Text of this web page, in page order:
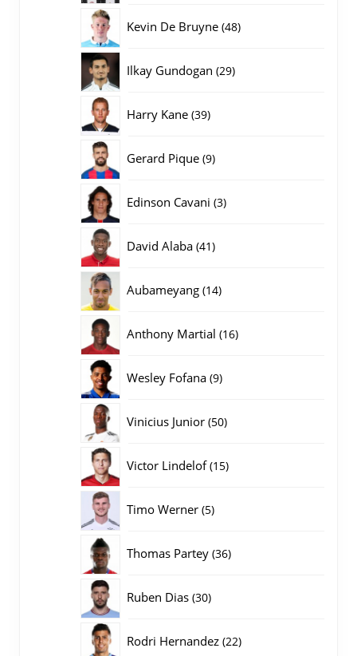
Kevin De Bruyne 4848
Ilkay Gundogan 2929
Harry Kane 3939
Gerard Pique 99
Edinson Cavani 33
David Alaba 4141
Aubameyang 1414
Anthony Martial 1616
Wesley Fofana 99
Vinicius Junior 5050
Victor Lindelof 1515
Timo Werner 55
Thomas Partey 3636
Ruben Dias 3030
Rodri Hernandez 2222